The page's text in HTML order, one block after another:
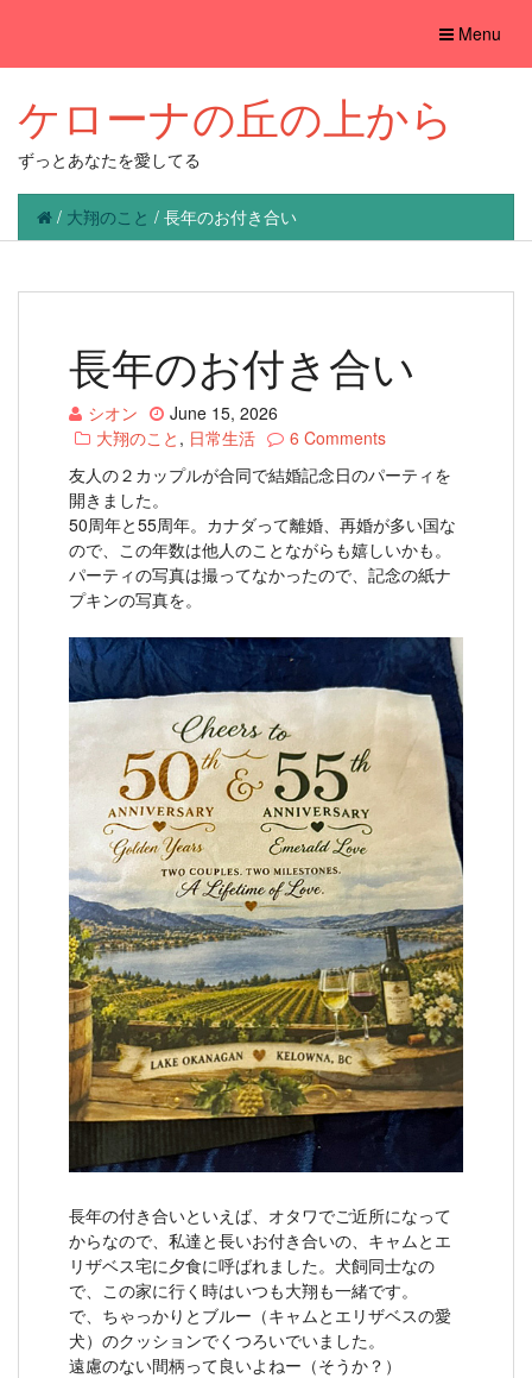
Toggle
Menu
ケローナの丘の上から
ずっとあなたを愛してる
/ 大翔のこと / 長年のお付き合い
長年のお付き合い
シオン
June 15, 2026
大翔のこと , 日常生活
6 Comments
友人の２カップルが合同で結婚記念日のパーティを
開きました。
50周年と55周年。カナダって離婚、再婚が多い国な
ので、この年数は他人のことながらも嬉しいかも。
パーティの写真は撮ってなかったので、記念の紙ナ
プキンの写真を。
長年の付き合いといえば、オタワでご近所になって
からなので、私達と長いお付き合いの、キャムとエ
リザベス宅に夕食に呼ばれました。犬飼同士なの
で、この家に行く時はいつも大翔も一緒です。
で、ちゃっかりとブルー（キャムとエリザベスの愛
犬）のクッションでくつろいでいました。
遠慮のない間柄って良いよねー（そうか？）